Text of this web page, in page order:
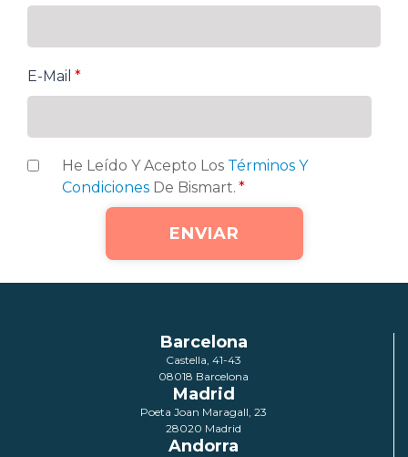
E-Mail *
He Leído Y Acepto Los Términos Y
Condiciones De Bismart. *
Barcelona
Castella, 41-43
08018 Barcelona
Madrid
Poeta Joan Maragall, 23
28020 Madrid
Andorra